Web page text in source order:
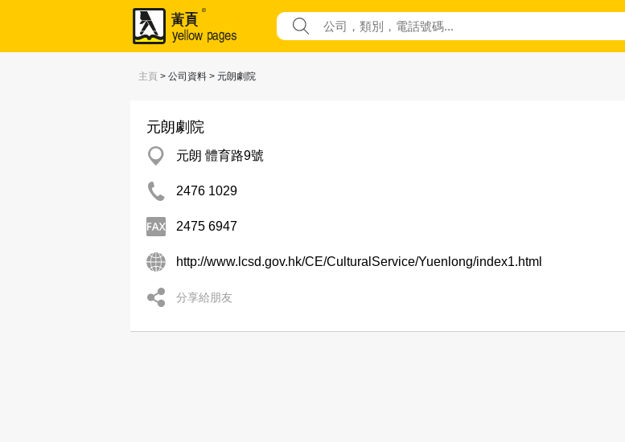
主頁 > 公司資料 > 元朗劇院
元朗劇院
元朗 體育路9號
2476 1029
2475 6947
http://www.lcsd.gov.hk/CE/CulturalService/Yuenlong/index1.html
分享給朋友